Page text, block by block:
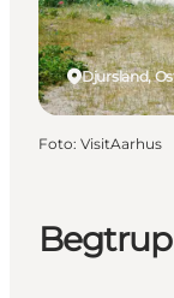
Djursland,
Foto: VisitAarhus